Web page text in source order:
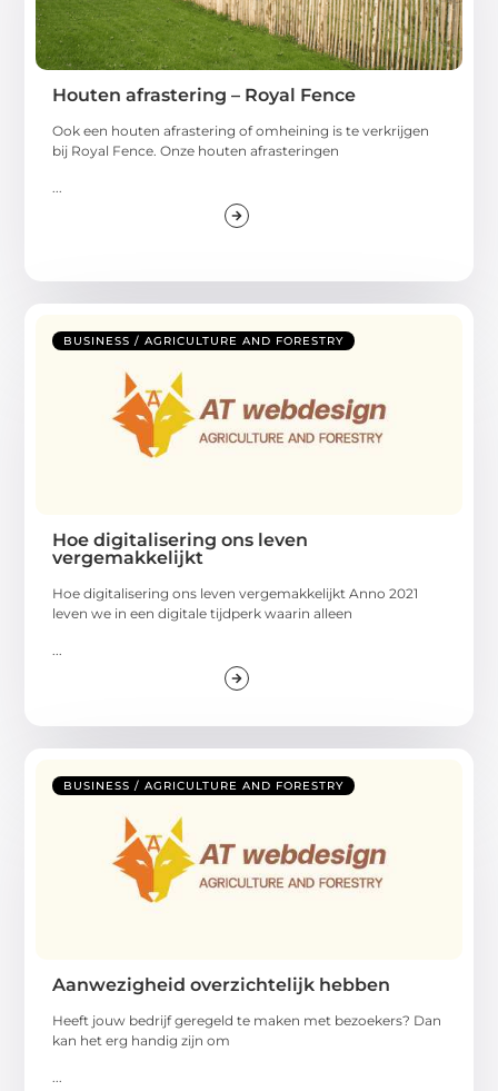
Houten afrastering – Royal Fence
Ook een houten afrastering of omheining is te verkrijgen
bij Royal Fence. Onze houten afrasteringen
BUSINESS / AGRICULTURE AND FORESTRY
Hoe digitalisering ons leven
vergemakkelijkt
Hoe digitalisering ons leven vergemakkelijkt Anno 2021
leven we in een digitale tijdperk waarin alleen
BUSINESS / AGRICULTURE AND FORESTRY
Aanwezigheid overzichtelijk hebben
Heeft jouw bedrijf geregeld te maken met bezoekers? Dan
kan het erg handig zijn om